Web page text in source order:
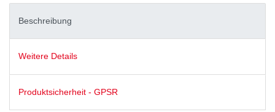
Beschreibung
Weitere Details
Produktsicherheit - GPSR